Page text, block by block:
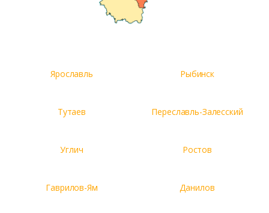
Ярославль Рыбинск
Тутаев Переславль-Залесский
Углич Ростов
Гаврилов-Ям Данилов